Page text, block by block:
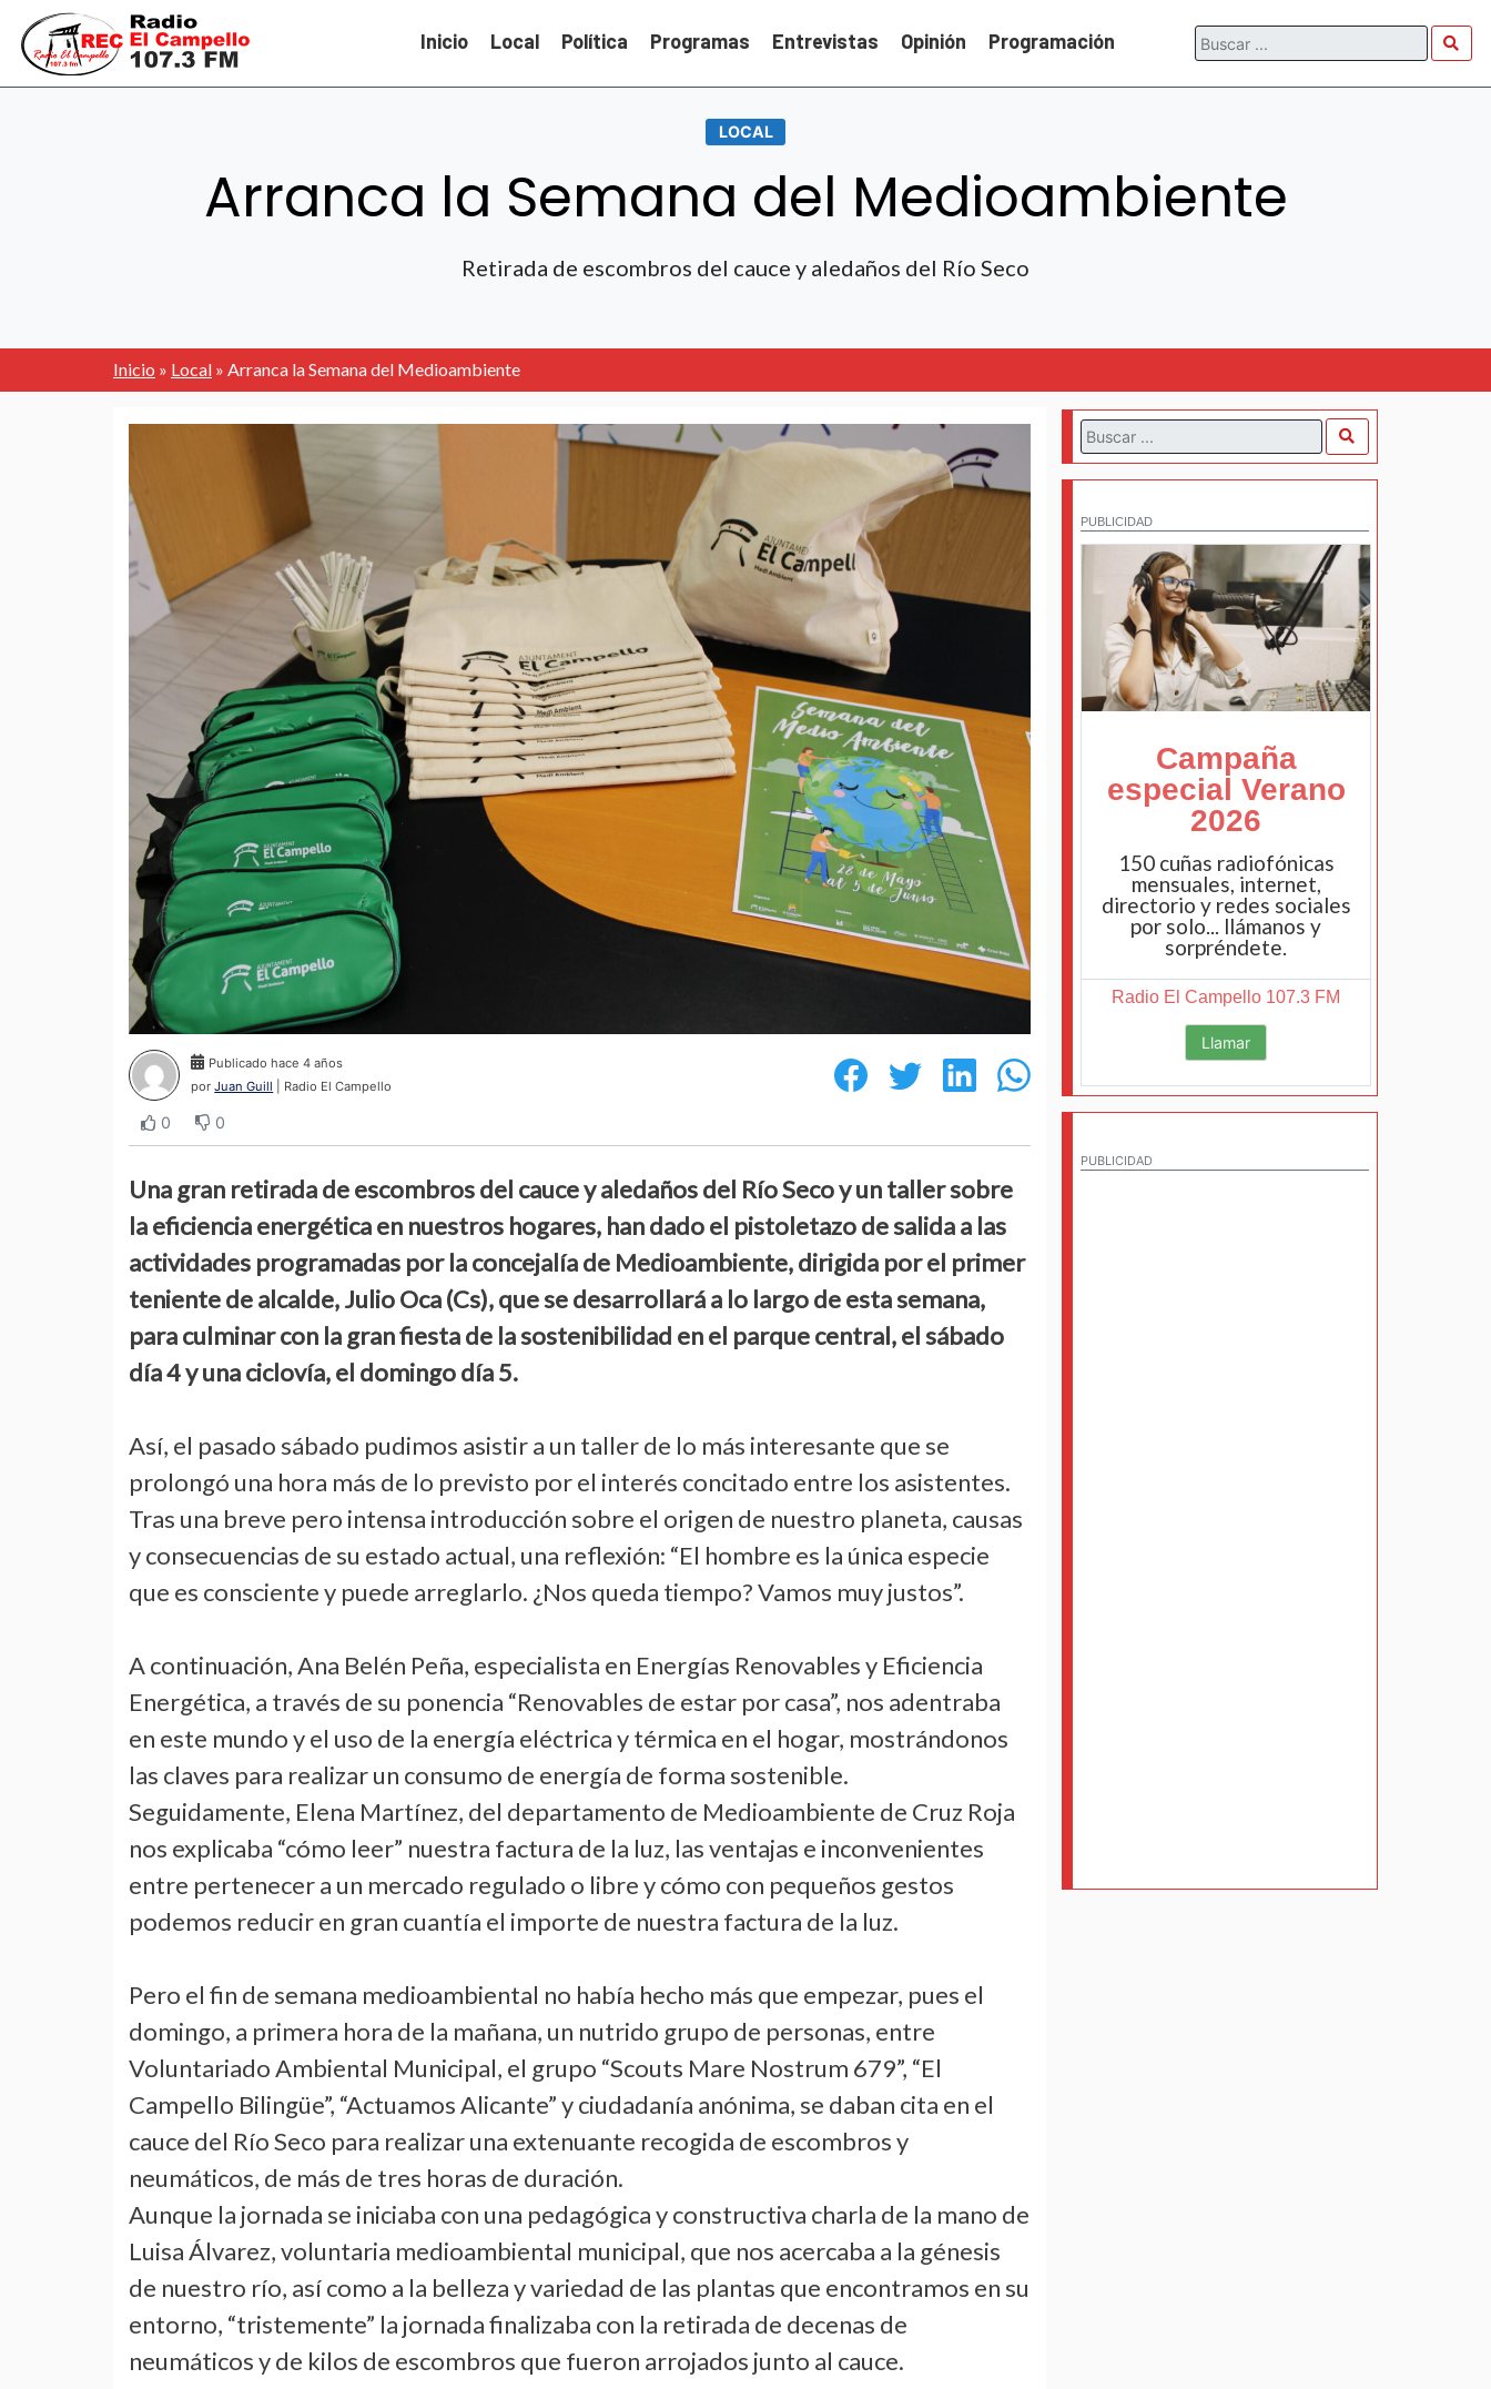
Inicio Local Política Programas Entrevistas Opinión Programación
LOCAL
Arranca la Semana del Medioambiente
Retirada de escombros del cauce y aledaños del Río Seco
Inicio » Local » Arranca la Semana del Medioambiente
Publicado hace 4 años
porJuan Guill | Radio El Campello
0 0
Una gran retirada de escombros del cauce y aledaños del Río Seco y un taller sobre
la eficiencia energética en nuestros hogares, han dado el pistoletazo de salida a las
actividades programadas por la concejalía de Medioambiente, dirigida por el primer
teniente de alcalde, Julio Oca (Cs), que se desarrollará a lo largo de esta semana,
para culminar con la gran fiesta de la sostenibilidad en el parque central, el sábado
día 4 y una ciclovía, el domingo día 5.
Así, el pasado sábado pudimos asistir a un taller de lo más interesante que se
prolongó una hora más de lo previsto por el interés concitado entre los asistentes.
Tras una breve pero intensa introducción sobre el origen de nuestro planeta, causas
y consecuencias de su estado actual, una reflexión: “El hombre es la única especie
que es consciente y puede arreglarlo. ¿Nos queda tiempo? Vamos muy justos”.
A continuación, Ana Belén Peña, especialista en Energías Renovables y Eficiencia
Energética, a través de su ponencia “Renovables de estar por casa”, nos adentraba
en este mundo y el uso de la energía eléctrica y térmica en el hogar, mostrándonos
las claves para realizar un consumo de energía de forma sostenible.
Seguidamente, Elena Martínez, del departamento de Medioambiente de Cruz Roja
nos explicaba “cómo leer” nuestra factura de la luz, las ventajas e inconvenientes
entre pertenecer a un mercado regulado o libre y cómo con pequeños gestos
podemos reducir en gran cuantía el importe de nuestra factura de la luz.
Pero el fin de semana medioambiental no había hecho más que empezar, pues el
domingo, a primera hora de la mañana, un nutrido grupo de personas, entre
Voluntariado Ambiental Municipal, el grupo “Scouts Mare Nostrum 679”, “El
Campello Bilingüe”, “Actuamos Alicante” y ciudadanía anónima, se daban cita en el
cauce del Río Seco para realizar una extenuante recogida de escombros y
neumáticos, de más de tres horas de duración.
Aunque la jornada se iniciaba con una pedagógica y constructiva charla de la mano de
Luisa Álvarez, voluntaria medioambiental municipal, que nos acercaba a la génesis
de nuestro río, así como a la belleza y variedad de las plantas que encontramos en su
entorno, “tristemente” la jornada finalizaba con la retirada de decenas de
neumáticos y de kilos de escombros que fueron arrojados junto al cauce.
PUBLICIDAD
Campaña
especial Verano
2026
150 cuñas radiofónicas
mensuales, internet,
directorio y redes sociales
por solo... llámanos y
sorpréndete.
Radio El Campello 107.3 FM
Llamar
PUBLICIDAD